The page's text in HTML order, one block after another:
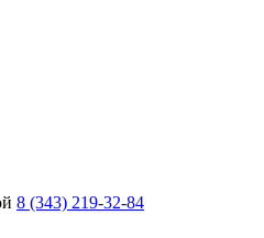
8 (343) 219-32-84